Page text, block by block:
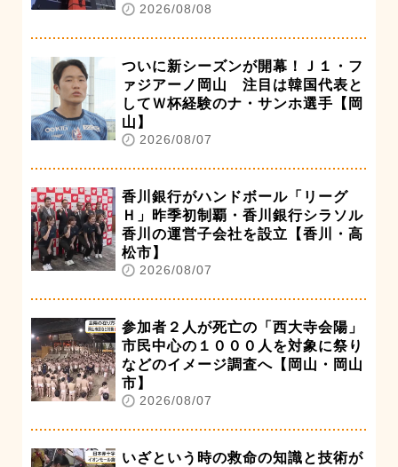
2026/08/08
ついに新シーズンが開幕！Ｊ１・フ
ァジアーノ岡山 注目は韓国代表と
してＷ杯経験のナ・サンホ選手【岡
山】
2026/08/07
香川銀行がハンドボール「リーグ
Ｈ」昨季初制覇・香川銀行シラソル
香川の運営子会社を設立【香川・高
松市】
2026/08/07
参加者２人が死亡の「西大寺会陽」
市民中心の１０００人を対象に祭り
などのイメージ調査へ【岡山・岡山
市】
2026/08/07
いざという時の救命の知識と技術が